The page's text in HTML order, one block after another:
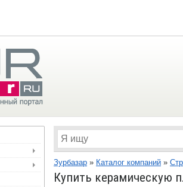
Зурбазар » Каталог компаний »
Купить керамическую